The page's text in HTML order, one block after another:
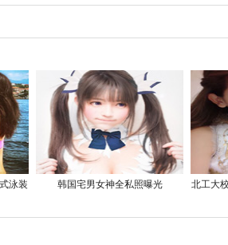
泳装
韩国宅男女神全私照曝光 北工大